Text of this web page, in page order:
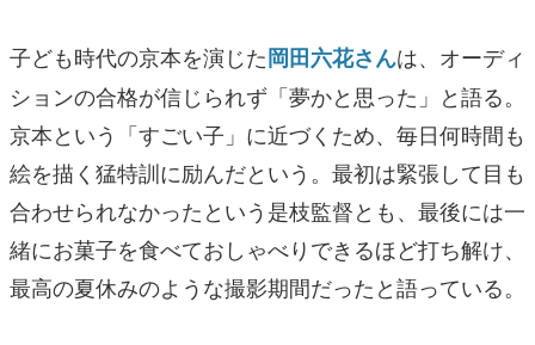
子ども時代の京本を演じた岡田六花さんは、オーディ
ションの合格が信じられず「夢かと思った」と語る。
京本という「すごい子」に近づくため、毎日何時間も
絵を描く猛特訓に励んだという。最初は緊張して目も
合わせられなかったという是枝監督とも、最後には一
緒にお菓子を食べておしゃべりできるほど打ち解け、
最高の夏休みのような撮影期間だったと語っている。